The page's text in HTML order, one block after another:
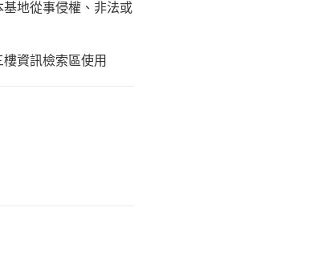
地從事侵權、非法或
資訊檢索區使用